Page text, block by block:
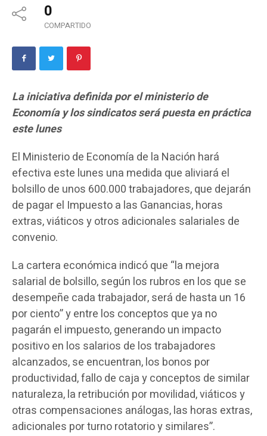
0
COMPARTIDO
La iniciativa definida por el ministerio de
Economía y los sindicatos será puesta en práctica
este lunes
El Ministerio de Economía de la Nación hará
efectiva este lunes una medida que aliviará el
bolsillo de unos 600.000 trabajadores, que dejarán
de pagar el Impuesto a las Ganancias, horas
extras, viáticos y otros adicionales salariales de
convenio.
La cartera económica indicó que “la mejora
salarial de bolsillo, según los rubros en los que se
desempeñe cada trabajador, será de hasta un 16
por ciento” y entre los conceptos que ya no
pagarán el impuesto, generando un impacto
positivo en los salarios de los trabajadores
alcanzados, se encuentran, los bonos por
productividad, fallo de caja y conceptos de similar
naturaleza, la retribución por movilidad, viáticos y
otras compensaciones análogas, las horas extras,
adicionales por turno rotatorio y similares”.